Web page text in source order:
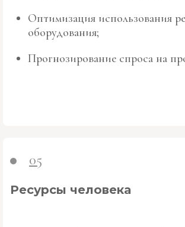
Оптимизация использования
оборудования;
Прогнозирование спроса на
05
Ресурсы человека